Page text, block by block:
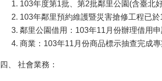
103年度第1批、第2批鄰里公園(含臺北
103年鄰里預約維護暨災害搶修工程已
鄰里公園借用：103年11月份辦理借用
商業：103年11月份商品標示抽查完成專
四、 社會業務：